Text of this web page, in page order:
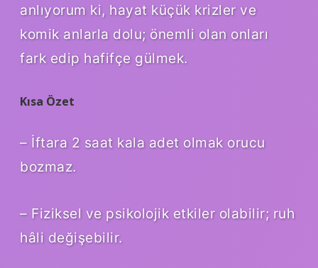
anlıyorum ki, hayat küçük krizler ve
komik anlarla dolu; önemli olan onları
fark edip hafifçe gülmek.
Kısa Özet
– İftara 2 saat kala adet olmak orucu
bozmaz.
– Fiziksel ve psikolojik etkiler olabilir; ruh
hâli değişebilir.